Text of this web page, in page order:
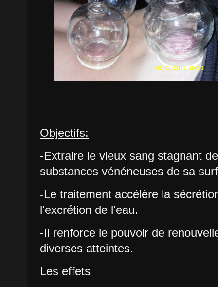
Objectifs:
-Extraire le vieux sang stagnant
substances vénéneuses de sa
-Le traitement accélère la
l'excrétion de l'eau.
-Il renforce le pouvoir de
diverses atteintes.
Les effets